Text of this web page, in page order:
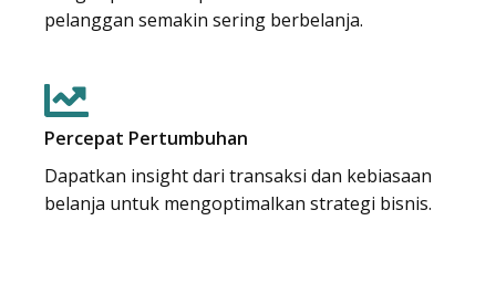
pelanggan semakin sering berbelanja.
Percepat Pertumbuhan
Dapatkan insight dari transaksi dan kebiasaan
belanja untuk mengoptimalkan strategi bisnis.